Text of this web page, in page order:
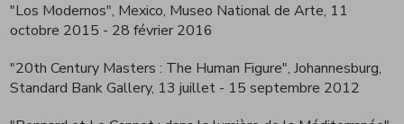
"Los Modernos", Mexico, Museo National de Arte, 11
octobre 2015 - 28 février 2016
"20th Century Masters : The Human Figure", Johannesburg,
Standard Bank Gallery, 13 juillet - 15 septembre 2012